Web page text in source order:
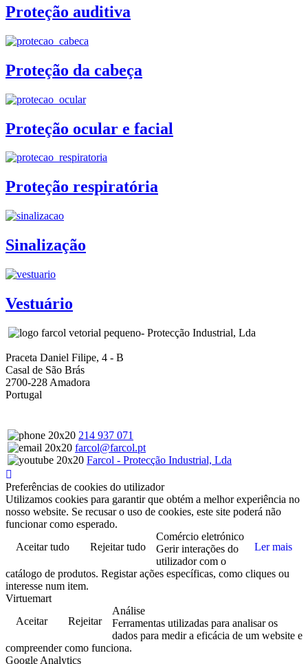
Proteção auditiva
Proteção da cabeça
Proteção ocular e facial
Proteção respiratória
Sinalização
Vestuário
- Protecção Industrial, Lda
Praceta Daniel Filipe, 4 - B
Casal de São Brás
2700-228 Amadora
Portugal
214 937 071
farcol@farcol.pt
Farcol - Protecção Industrial, Lda
Preferências de cookies do utilizador
Utilizamos cookies para garantir que obtém a melhor experiência no
nosso website. Se recusar o uso de cookies, este site poderá não
funcionar como esperado.
Aceitar tudo
Rejeitar tudo Ler mais
Comércio eletrónico
Gerir interações do
utilizador com o
catálogo de produtos. Registar ações específicas, como cliques ou
interesse num item.
Virtuemart
Aceitar
Rejeitar
Análise
Ferramentas utilizadas para analisar os
dados para medir a eficácia de um website e
compreender como funciona.
Google Analytics